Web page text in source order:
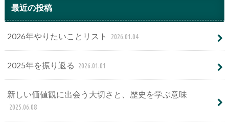
最近の投稿
2026年やりたいことリスト 2026.01.04
2025年を振り返る 2026.01.01
新しい価値観に出会う大切さと、歴史を学ぶ意味
2025.06.08